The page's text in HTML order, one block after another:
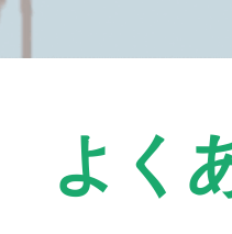
よく